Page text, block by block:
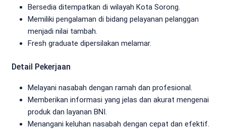
Bersedia ditempatkan di wilayah Kota Sorong.
Memiliki pengalaman di bidang pelayanan pelanggan
menjadi nilai tambah.
Fresh graduate dipersilakan melamar.
Detail Pekerjaan
Melayani nasabah dengan ramah dan profesional.
Memberikan informasi yang jelas dan akurat mengenai
produk dan layanan BNI.
Menangani keluhan nasabah dengan cepat dan efektif.